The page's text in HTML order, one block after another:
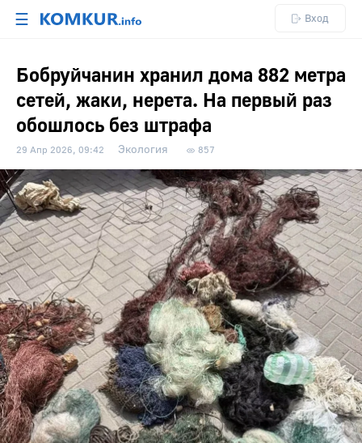
☰ Вход
Бобруйчанин хранил дома 882 метра
сетей, жаки, нерета. На первый раз
обошлось без штрафа
29 Апр 2026, 09:42 Экология 857